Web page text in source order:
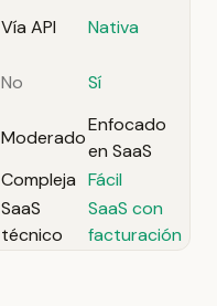
Vía API
Nativa
No
Sí
Moderado
Enfocado
en SaaS
Compleja Fácil
SaaS
técnico
SaaS con
facturación